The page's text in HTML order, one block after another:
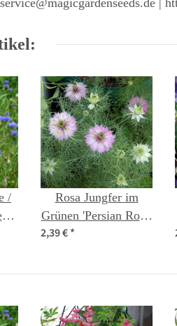
|
/
Rosa Jungfer im
Grünen 'Persian Rose'
(Nigella damascena)
2,39 €*